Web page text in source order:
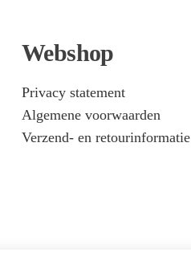
Webshop
Privacy statement
Algemene voorwaarden
Verzend- en retourinformatie